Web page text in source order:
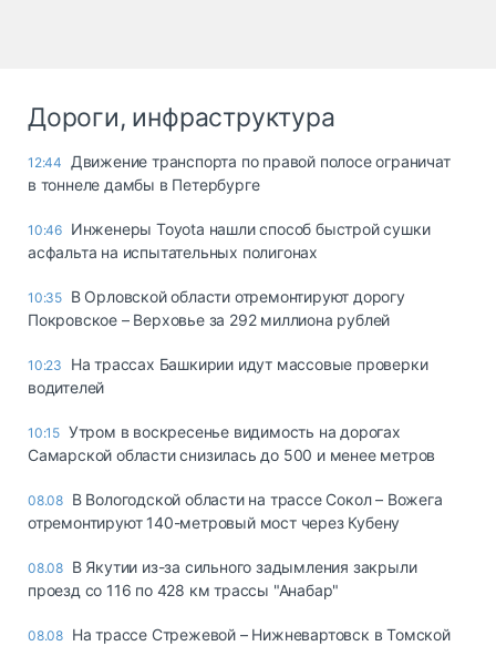
Дороги, инфраструктура
12:44
Движение транспорта по правой полосе ограничат
в тоннеле дамбы в Петербурге
10:46 Инженеры Toyota нашли способ быстрой сушки
асфальта на испытательных полигонах
10:35 В Орловской области отремонтируют дорогу
Покровское – Верховье за 292 миллиона рублей
10:23
На трассах Башкирии идут массовые проверки
водителей
10:15 Утром в воскресенье видимость на дорогах
Самарской области снизилась до 500 и менее метров
08.08 В Вологодской области на трассе Сокол – Вожега
отремонтируют 140-метровый мост через Кубену
08.08 В Якутии из-за сильного задымления закрыли
проезд со 116 по 428 км трассы "Анабар"
08.08 На трассе Стрежевой – Нижневартовск в Томской